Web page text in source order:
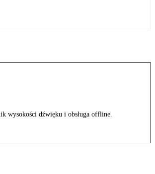
wysokości dźwięku i obsługa offline.